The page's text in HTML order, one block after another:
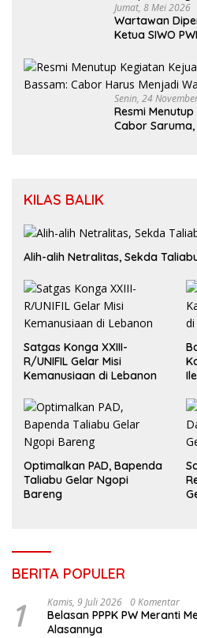
Jumat, 8 Mei 2026
Wartawan
Ketua SIWO
Senin, 24
Resmi
Cabor
KILAS BALIK
Alih-alih Netralitas, Sekda
Satgas Konga XXIII-
R/UNIFIL Gelar Misi
Kemanusiaan di Lebanon
Optimalkan PAD, Bapenda
Taliabu Gelar Ngopi
Bareng
BERITA POPULER
1 Kamis, 9 Juli 2026 0 Komentar
Belasan PPPK PW Meranti
Alasannya